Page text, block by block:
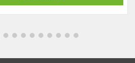
4 5 6 7 8 9 10 11 12